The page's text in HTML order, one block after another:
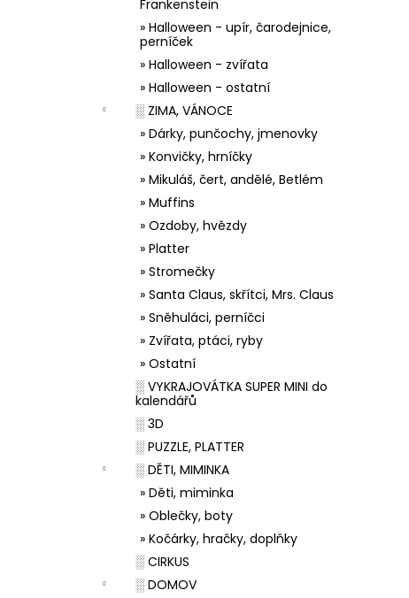
Frankenstein
» Halloween - upír, čarodejnice,
perníček
» Halloween - zvířata
» Halloween - ostatní
░ ZIMA, VÁNOCE
» Dárky, punčochy, jmenovky
» Konvičky, hrníčky
» Mikuláš, čert, andělé, Betlém
» Muffins
» Ozdoby, hvězdy
» Platter
» Stromečky
» Santa Claus, skřítci, Mrs. Claus
» Sněhuláci, perníčci
» Zvířata, ptáci, ryby
» Ostatní
░ VYKRAJOVÁTKA SUPER MINI do
kalendářů
░ 3D
░ PUZZLE, PLATTER
░ DĚTI, MIMINKA
» Děti, miminka
» Oblečky, boty
» Kočárky, hračky, doplňky
░ CIRKUS
░ DOMOV